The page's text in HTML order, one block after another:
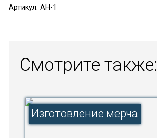
Артикул: АН-1
Смотрите также:
Изготовление мерча